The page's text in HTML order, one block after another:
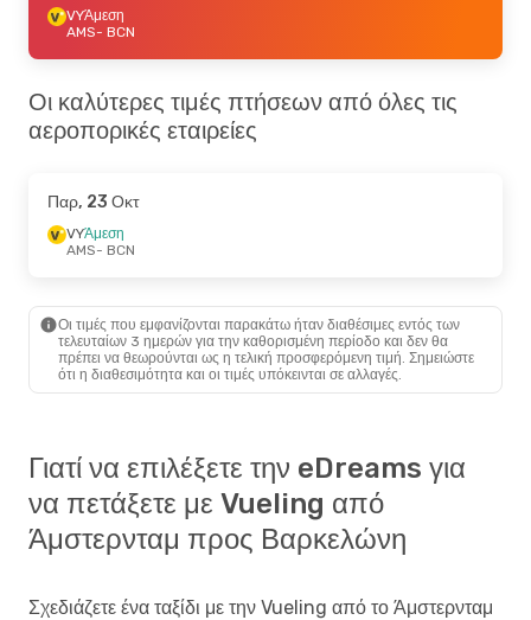
VYΆμεση
AMS- BCN
Οι καλύτερες τιμές πτήσεων από όλες τις
αεροπορικές εταιρείες
Παρ, 23 Οκτ
VYΆμεση
AMS- BCN
Οι τιμές που εμφανίζονται παρακάτω ήταν διαθέσιμες εντός των
τελευταίων 3 ημερών για την καθορισμένη περίοδο και δεν θα
πρέπει να θεωρούνται ως η τελική προσφερόμενη τιμή. Σημειώστε
ότι η διαθεσιμότητα και οι τιμές υπόκεινται σε αλλαγές.
Γιατί να επιλέξετε την eDreams για
να πετάξετε με Vueling από
Άμστερνταμ προς Βαρκελώνη
Σχεδιάζετε ένα ταξίδι με την Vueling από το Άμστερνταμ